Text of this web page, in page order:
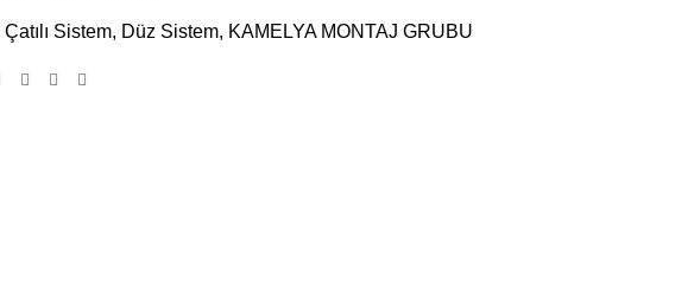
Çatılı Sistem, Düz Sistem, KAMELYA MONTAJ GRUBU